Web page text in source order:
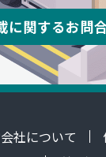
に関するお問
社について